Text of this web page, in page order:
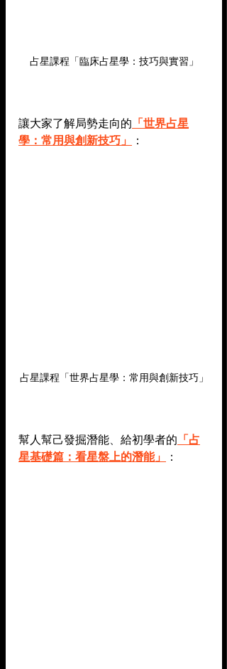
占星課程「臨床占星學：技巧與實習」
讓大家了解局勢走向的 「世界占星
學：常用與創新技巧」
：
占星課程「世界占星學：常用與創新技巧」
幫人幫己發掘潛能、 給初學者的 「占
星基礎篇：看星盤上的潛能」
：